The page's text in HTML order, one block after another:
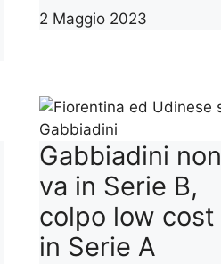
2 Maggio 2023
Gabbiadini non
va in Serie B,
colpo low cost
in Serie A